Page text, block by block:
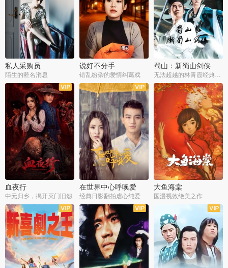
私人采购员
陌生的匿名消息
说好不分手
错乱纷杂的爱情纠葛戏
蜀山：新蜀山剑侠
无法超越的林青霞经典角色
血夜行
中元归乡，揭开灭门旧怨
在世界中心呼唤爱
经典日影翻拍虐心纯爱
大鱼海棠
国漫视效绝美之作